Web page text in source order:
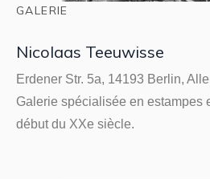
GALERIE
Nicolaas Teeuwisse
Erdener Str. 5a, 14193 Berlin,
Galerie spécialisée en estampes
début du XXe siècle.